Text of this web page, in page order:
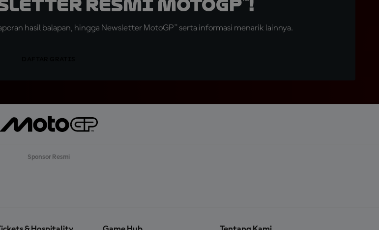
Resmi MotoGP™!
hasil balapan, hingga Newsletter MotoGP™ serta informasi menarik lainnya.
Sponsor Resmi